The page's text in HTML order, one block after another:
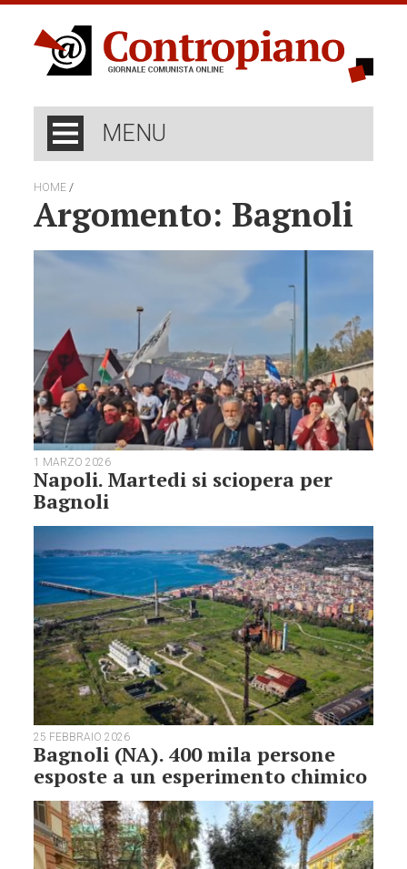
MENU
HOME /
Argomento: Bagnoli
1 MARZO 2026
Napoli. Martedi si sciopera per
Bagnoli
25 FEBBRAIO 2026
Bagnoli (NA). 400 mila persone
esposte a un esperimento chimico